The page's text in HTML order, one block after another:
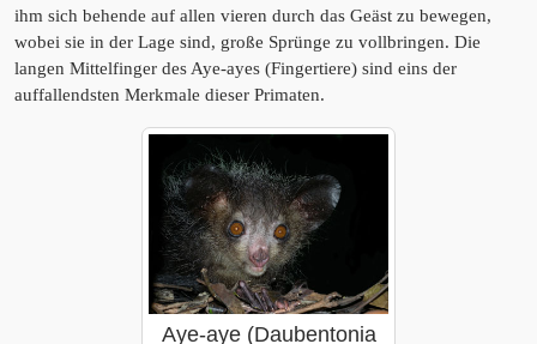
ihm sich behende auf allen vieren durch das Geäst zu bewegen,
wobei sie in der Lage sind, große Sprünge zu vollbringen. Die
langen Mittelfinger des Aye-ayes (Fingertiere) sind eins der
auffallendsten Merkmale dieser Primaten.
Aye-aye (Daubentonia